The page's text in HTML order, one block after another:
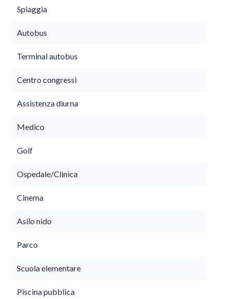
Spiaggia
Autobus
Terminal autobus
Centro congressi
Assistenza diurna
Medico
Golf
Ospedale/Clinica
Cinema
Asilo nido
Parco
Scuola elementare
Piscina pubblica